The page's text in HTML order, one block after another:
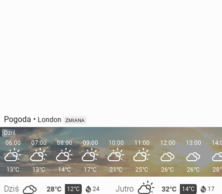
Pogoda • London ZMIANA
Dziś
06:00
13°C
Dziś 28°C 12°C 24 Jutro 32°C 14°C 17
07:00
13°C
08:00
14°C
09:00
17°C
10:00
21°C
11:00
25°C
12:00
26°C
13:00
26°C